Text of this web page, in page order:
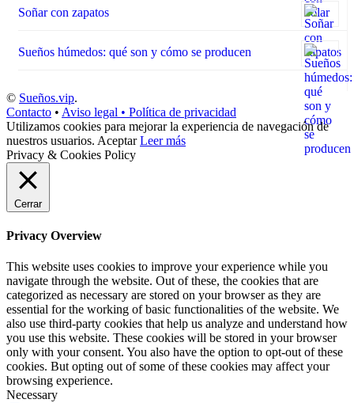
Soñar con zapatos
Sueños húmedos: qué son y cómo se producen
© Sueños.vip.
Contacto • Aviso legal • Política de privacidad
Utilizamos cookies para mejorar la experiencia de navegación de
nuestros usuarios. Aceptar Leer más
Privacy & Cookies Policy
Cerrar
Privacy Overview
This website uses cookies to improve your experience while you
navigate through the website. Out of these, the cookies that are
categorized as necessary are stored on your browser as they are
essential for the working of basic functionalities of the website. We
also use third-party cookies that help us analyze and understand how
you use this website. These cookies will be stored in your browser
only with your consent. You also have the option to opt-out of these
cookies. But opting out of some of these cookies may affect your
browsing experience.
Necessary